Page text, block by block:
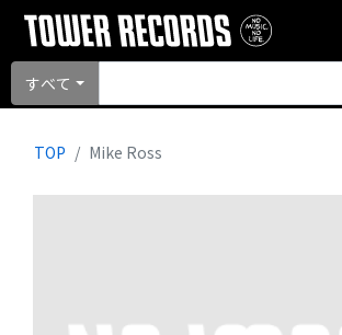
すべて
TOP Mike Ross